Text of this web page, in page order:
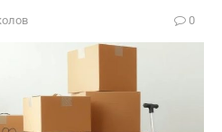
0